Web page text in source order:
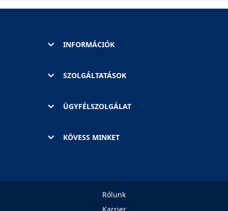
INFORMÁCIÓK
SZOLGÁLTATÁSOK
ÜGYFÉLSZOLGÁLAT
KÖVESS MINKET
Rólunk